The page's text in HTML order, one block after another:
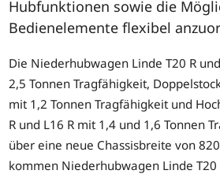
Hubfunktionen sowie die
Bedienelemente flexibel
Die Niederhubwagen Linde T20 R
2,5 Tonnen Tragfähigkeit,
mit 1,2 Tonnen Tragfähigkeit und
R und L16 R mit 1,4 und 1,6 Tonnen
über eine neue Chassisbreite von
kommen Niederhubwagen Linde T20